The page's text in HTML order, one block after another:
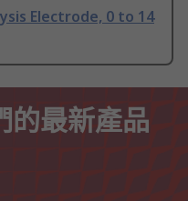
Electrode, 0 to 14
的最新產品